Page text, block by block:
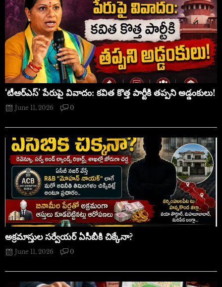
‘టీఆర్ఎస్’ పేరుపై వివాదం: కవిత కొత్త పార్టీకి తప్పని అడ్డంకులు!
June 11, 2026 0
అక్రమాస్తుల సర్వేయర్ ఏసీబీకి చిక్కేనా?
June 11, 2026 0